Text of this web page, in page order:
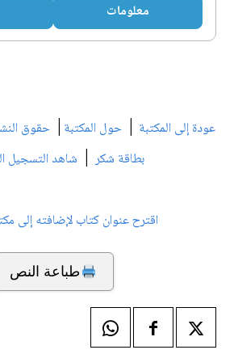
معلومات
عودة إلى المكتبة | حول المكتبة | حقوق
بطاقة شكر| شاهد التسجيل
اقترح عنوان كتاب لإضافته إلى
طباعة النص